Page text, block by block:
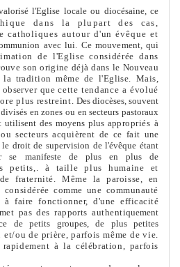
l'Eglise locale ou diocésaine, ce
dans la plupart des cas,
catholiques autour d'un évêque et
avec lui. Ce mouvement, qui
de l'Eglise considérée dans
son origine déjà dans le Nouveau
la tra­dition même de l'Eglise. Mais,
quecette tendance a évolué
plus restreint. Des diocèses, souvent
en zones ou en secteurs pastoraux
des moyens plus appropriés à
secteurs acquièrent de ce fait une
droit de supervision de l'évêque étant
se manifeste de plus en plus de
petits,. à taille plus humaine et
fraternité. Même la paroisse, en
considéréecomme une communauté
à faire fonctionner,d'une efficacité
t pas des rapports authenti­quement
de petits groupes, de plus petites
ou de prière, parfois même de vie.
ment à la célébration, parfois